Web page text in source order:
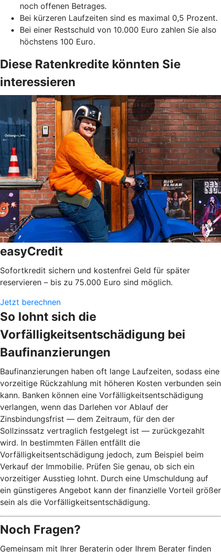
noch offenen Betrages.
Bei kürzeren Laufzeiten sind es maximal 0,5 Prozent.
Bei einer Restschuld von 10.000 Euro zahlen Sie also
höchstens 100 Euro.
Diese Ratenkredite könnten Sie
interessieren
easyCredit
Sofortkredit sichern und kostenfrei Geld für später
reservieren – bis zu 75.000 Euro sind möglich.
Jetzt berechnen
So lohnt sich die
Vorfälligkeitsentschädigung bei
Baufinanzierungen
Baufinanzierungen haben oft lange Laufzeiten, sodass eine
vorzeitige Rückzahlung mit höheren Kosten verbunden sein
kann. Banken können eine Vorfälligkeitsentschädigung
verlangen, wenn das Darlehen vor Ablauf der
Zinsbindungsfrist — dem Zeitraum, für den der
Sollzinssatz vertraglich festgelegt ist — zurückgezahlt
wird. In bestimmten Fällen entfällt die
Vorfälligkeitsentschädigung jedoch, zum Beispiel beim
Verkauf der Immobilie. Prüfen Sie genau, ob sich ein
vorzeitiger Ausstieg lohnt. Durch eine Umschuldung auf
ein günstigeres Angebot kann der finanzielle Vorteil größer
sein als die Vorfälligkeitsentschädigung.
Noch Fragen?
Gemeinsam mit Ihrer Beraterin oder Ihrem Berater finden